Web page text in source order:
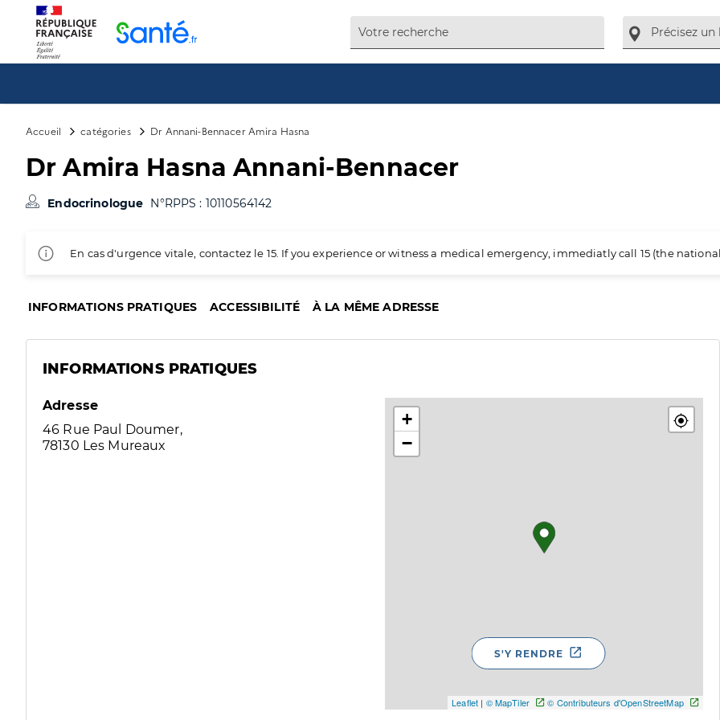
Accueil catégories Dr Annani-Bennacer Amira Hasna
Dr Amira Hasna Annani-Bennacer
Endocrinologue N°RPPS : 10110564142
En cas d'urgence vitale, contactez le 15. If you experience or witness a medical emergency, immediatly call 15 (the
INFORMATIONS PRATIQUES ACCESSIBILITÉ À LA MÊME ADRESSE
INFORMATIONS PRATIQUES
Adresse
46 Rue Paul Doumer,
78130 Les Mureaux
+
−
Leaflet | © MapTiler © Contributeurs d'OpenStreetMap
S'Y RENDRE
Panneau de gestion des cookies